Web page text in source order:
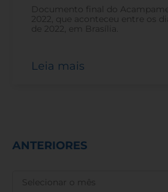
Documento final do
2022, que aconteceu entre os
de 2022, em Brasília.
Leia mais
ANTERIORES